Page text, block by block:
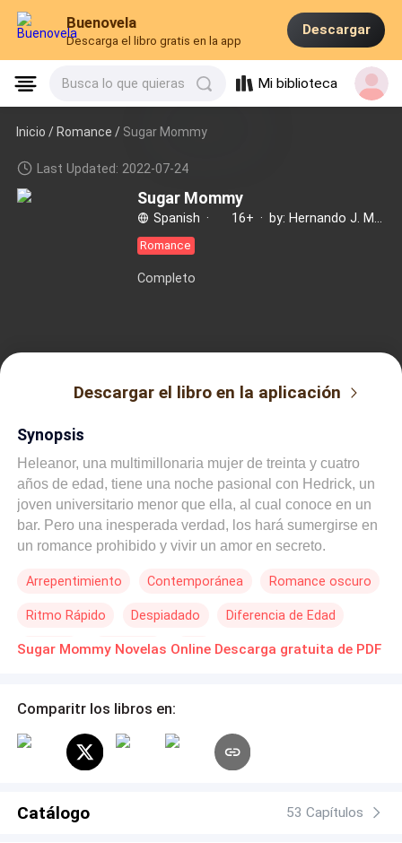
Buenovela
Descarga el libro gratis en la app
Descargar
Busca lo que quieras Mi biblioteca
Inicio /Romance / Sugar Mommy
Last Updated: 2022-07-24
Sugar Mommy
Spanish · 16+ ·
Romance
Completo
Descargar el libro en la aplicación
Synopsis
Heleanor, una multimillonaria mujer de treinta y cuatro
años de edad, tiene una noche pasional con Hedrick, un
joven universitario menor que ella, al cual conoce en un
bar. Pero una inesperada verdad, los hará sumergirse en
un romance prohibido y vivir un amor en secreto.
Arrepentimiento Contemporánea Romance oscuro
Ritmo Rápido Despiadado Diferencia de Edad
Traición Mujeriego CEO
Sugar Mommy Novelas Online Descarga gratuita de PDF
Comparitr los libros en:
Catálogo 53 Capítulos